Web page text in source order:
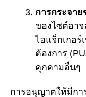
การกระจา
ของไซต์อา
ไฮแจ็กเกอร์
ต้องการ
คุกคามอื่นๆ
การอนุญาตให้มีกา